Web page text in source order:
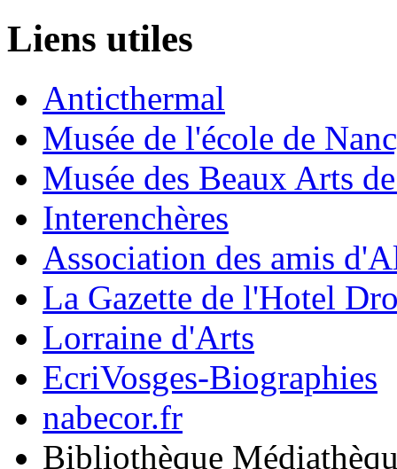
Liens utiles
Anticthermal
Musée de l'école de
Musée des Beaux Arts
Interenchères
Association des amis
La Gazette de l'Hotel
Lorraine d'Arts
EcriVosges-Biographies
nabecor.fr
Bibliothèque